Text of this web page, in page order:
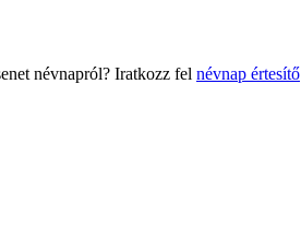
névnapról? Iratkozz fel névnap értesítő